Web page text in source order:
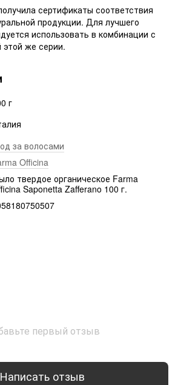
сертификаты соответствия
продукции. Для лучшего
использовать в комбинации с
же серии.
г
за волосами
Officina
твердое органическое Farma
Saponetta Zafferano 100 г.
первый отзыв
Написать отзыв